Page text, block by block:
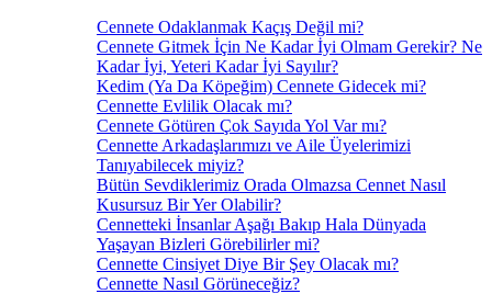
Cennete Odaklanmak Kaçış Değil mi?
Cennete Gitmek İçin Ne Kadar İyi Olmam Gerekir? Ne
Kadar İyi, Yeteri Kadar İyi Sayılır?
Kedim (Ya Da Köpeğim) Cennete Gidecek mi?
Cennette Evlilik Olacak mı?
Cennete Götüren Çok Sayıda Yol Var mı?
Cennette Arkadaşlarımızı ve Aile Üyelerimizi
Tanıyabilecek miyiz?
Bütün Sevdiklerimiz Orada Olmazsa Cennet Nasıl
Kusursuz Bir Yer Olabilir?
Cennetteki İnsanlar Aşağı Bakıp Hala Dünyada
Yaşayan Bizleri Görebilirler mi?
Cennette Cinsiyet Diye Bir Şey Olacak mı?
Cennette Nasıl Görüneceğiz?